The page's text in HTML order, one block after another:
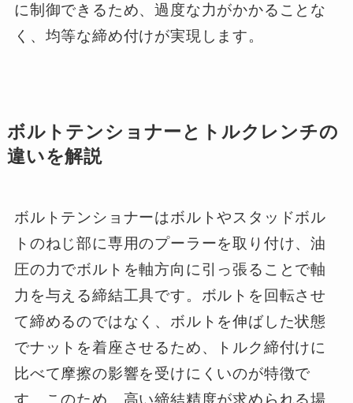
に制御できるため、過度な力がかかることな
く、均等な締め付けが実現します。
ボルトテンショナーとトルクレンチの
違いを解説
ボルトテンショナーはボルトやスタッドボル
トのねじ部に専用のプーラーを取り付け、油
圧の力でボルトを軸方向に引っ張ることで軸
力を与える締結工具です。ボルトを回転させ
て締めるのではなく、ボルトを伸ばした状態
でナットを着座させるため、トルク締付けに
比べて摩擦の影響を受けにくいのが特徴で